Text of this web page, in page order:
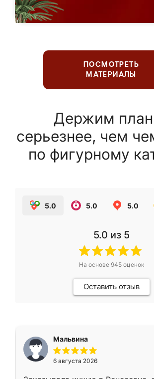
ПОСМОТРЕТЬ
МАТЕРИАЛЫ
Держим
серьезнее, чем
по фигурному
5.0 5.0 5.0
5.0 из 5
На основе 945оценок
Оставить отзыв
Мальвина
6 августа 2026